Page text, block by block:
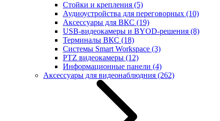
Стойки и крепления (5)
Аудиоустройства для переговорных (10)
Аксессуары для ВКС (19)
USB-видеокамеры и BYOD-решения (8)
Терминалы ВКС (18)
Системы Smart Workspace (3)
PTZ видеокамеры (12)
Информационные панели (4)
Аксессуары для видеонаблюдния (262)